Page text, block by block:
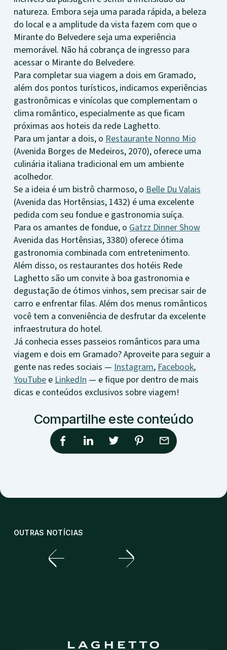
natureza. Embora seja uma parada rápida, a beleza
do local e a amplitude da vista fazem com que o
Mirante do Belvedere seja uma experiência
memorável. Não há cobrança de ingresso para
acessar o Mirante do Belvedere.
Para completar sua viagem a dois em Gramado,
além dos pontos turísticos, indicamos experiências
gastronômicas e vinícolas que complementam o
clima romântico, especialmente as que ficam
próximas aos hoteis da rede Laghetto.
Para um jantar a dois, oRestaurante Nonno Mio
(Avenida Borges de Medeiros, 2070), oferece uma
culinária italiana tradicional em um ambiente
acolhedor.
Se a ideia é um bistrô charmoso, oBelle Du Valais
(Avenida das Hortênsias, 1432) é uma excelente
pedida com seu fondue e gastronomia suíça.
Para os amantes de fondue, oGatzz Dinner Show
Avenida das Hortênsias, 3380) oferece ótima
gastronomia combinada com entretenimento.
Além disso, os restaurantes dos hotéis Rede
Laghetto são um convite à boa gastronomia e
degustação de ótimos vinhos, sem precisar sair de
carro e enfrentar filas. Além dos menus românticos
você tem a conveniência de desfrutar da excelente
infraestrutura do hotel.
Já conhecia esses passeios românticos para uma
viagem e dois em Gramado? Aproveite para seguir a
gente nas redes sociais —Instagram,Facebook,
YouTubeeLinkedIn— e fique por dentro de mais
dicas e conteúdos exclusivos sobre viagem!
Compartilhe este conteúdo
OUTRAS NOTÍCIAS